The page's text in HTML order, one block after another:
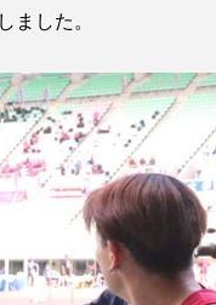
した。